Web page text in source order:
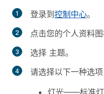
登录到 控制中心。
点击您的个人资料图
选择 主题。
请选择以下一种选项